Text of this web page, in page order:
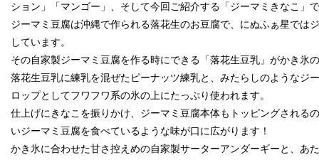
ション」「マンゴー」、そして今回ご紹介する「ジーマミきなこ」
ジーマミ豆腐は沖縄で作られる落花生のお豆腐で、にぬふぁ星では
しています。
その自家製ジーマミ豆腐を作る時にできる「落花生豆乳」がかき氷
落花生豆乳に練乳を混ぜたピーナッツ練乳と、みたらしのようなジ
ロップとしてフワフワ系の氷の上にたっぷり使われます。
仕上げにきなこを振りかけ、ジーマミ豆腐本体もトッピングされる
いジーマミ豆腐を食べているような味が口に広がります！
かき氷に合わせた甘さ控えめの自家製サーターアンダーギーと、あ